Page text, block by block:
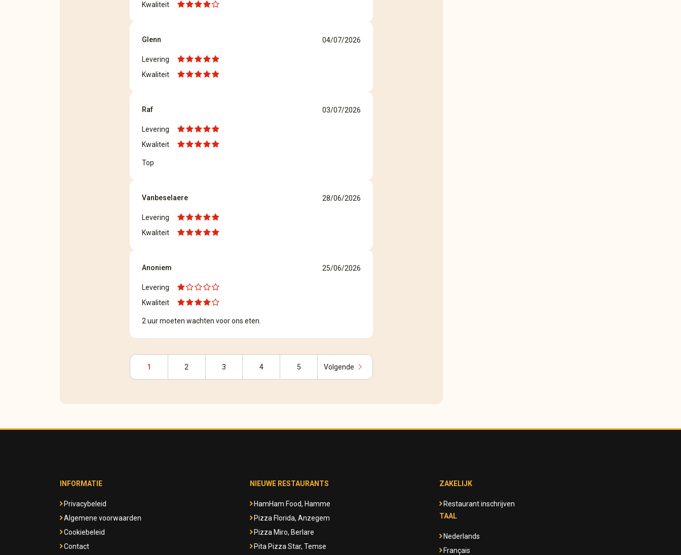
Kwaliteit
Glenn 04/07/2026
Levering
Kwaliteit
Raf 03/07/2026
Levering
Kwaliteit
Top
Vanbeselaere 28/06/2026
Levering
Kwaliteit
Anoniem 25/06/2026
Levering
Kwaliteit
2 uur moeten wachten voor ons eten.
1 2 3 4 5 Volgende chevron_right
INFORMATIE
Privacybeleid
Algemene voorwaarden
Cookiebeleid
Contact
NIEUWE RESTAURANTS
HamHam Food, Hamme
Pizza Florida, Anzegem
Pizza Miro, Berlare
Pita Pizza Star, Temse
ZAKELIJK
Restaurant inschrijven
TAAL
Nederlands
Français